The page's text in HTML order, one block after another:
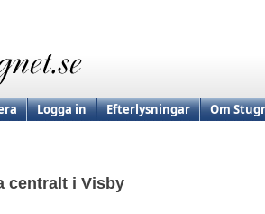
Logga in Efterlysningar Om
centralt i Visby